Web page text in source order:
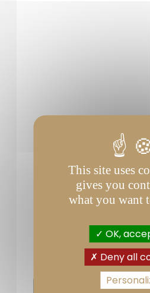
This site uses
gives you
what you want
OK,
Deny all